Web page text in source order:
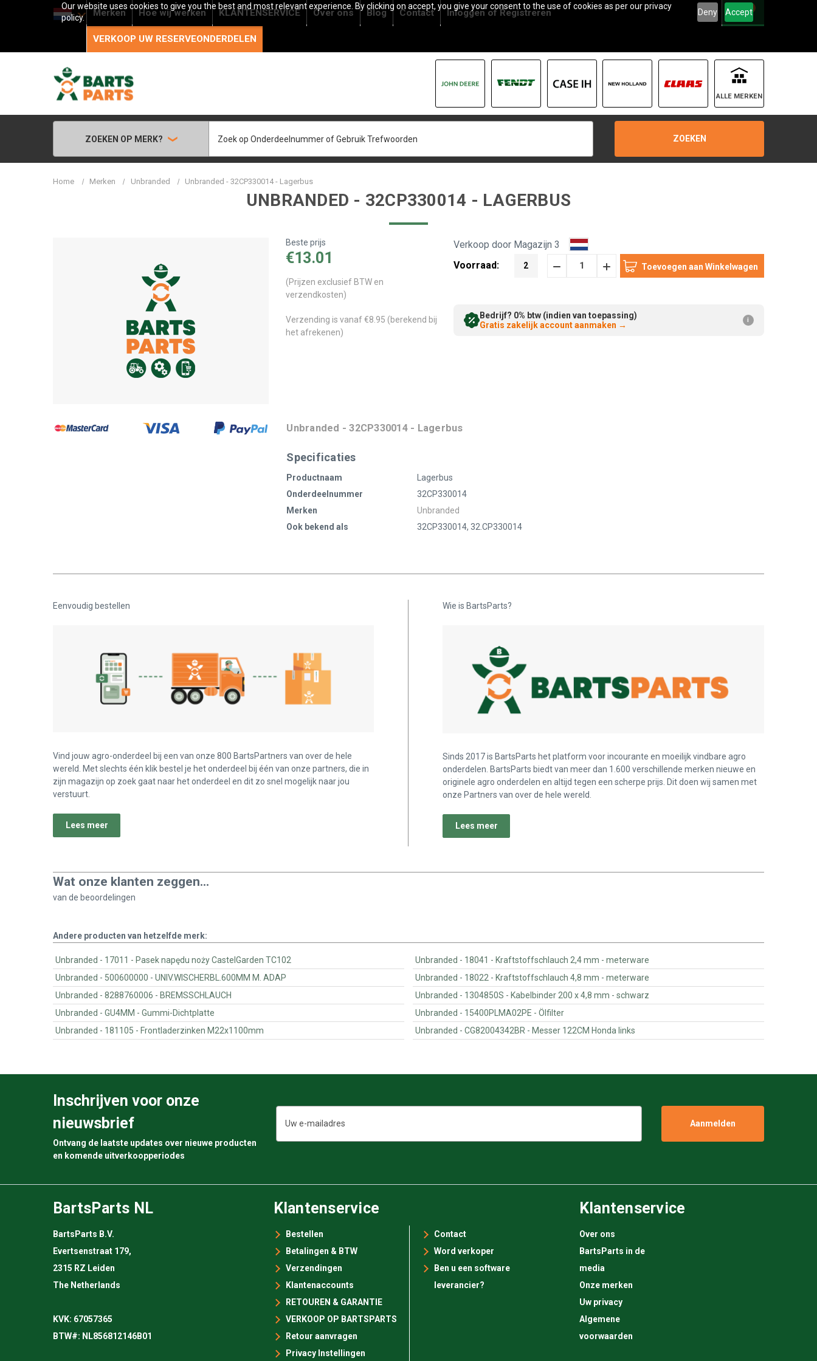
Our website uses cookies to give you the best and most relevant experience. By clicking on accept, you give your consent to the use of cookies as per our privacy
policy.
Deny Accept
Merken Hoe wij werken KLANTENSERVICE Over ons Blog Contact InloggenofRegistreren
VERKOOP UW RESERVEONDERDELEN
0
ALLE MERKEN
ZOEKEN OP MERK?
ZOEKEN
Home Merken Unbranded Unbranded - 32CP330014 - Lagerbus
UNBRANDED - 32CP330014 - LAGERBUS
Beste prijs
€13.01
(Prijzen exclusief BTW en
verzendkosten)
Verzending is vanaf €8.95 (berekend bij
het afrekenen)
Verkoop door Magazijn 3
Voorraad:
2 HoeveelheidHoeveelheid
Bedrijf? 0% btw (indien van toepassing)
Gratis zakelijk account aanmaken → i
Unbranded - 32CP330014 - Lagerbus
Specificaties
Productnaam
Lagerbus
Onderdeelnummer
32CP330014
Merken
Unbranded
Ook bekend als
32CP330014, 32.CP330014
Eenvoudig bestellen
Vind jouw agro-onderdeel bij een van onze 800 BartsPartners van over de hele
wereld. Met slechts één klik bestel je het onderdeel bij één van onze partners, die in
zijn magazijn op zoek gaat naar het onderdeel en dit zo snel mogelijk naar jou
verstuurt.
Lees meer
Wie is BartsParts?
Sinds 2017 is BartsParts het platform voor incourante en moeilijk vindbare agro
onderdelen. BartsParts biedt van meer dan 1.600 verschillende merken nieuwe en
originele agro onderdelen en altijd tegen een scherpe prijs. Dit doen wij samen met
onze Partners van over de hele wereld.
Lees meer
Wat onze klanten zeggen...
van de beoordelingen
Andere producten van hetzelfde merk:
Unbranded - 17011 - Pasek napędu noży CastelGarden TC102
Unbranded - 500600000 - UNIV.WISCHERBL.600MM M. ADAP
Unbranded - 8288760006 - BREMSSCHLAUCH
Unbranded - GU4MM - Gummi-Dichtplatte
Unbranded - 181105 - Frontladerzinken M22x1100mm
Unbranded - 18041 - Kraftstoffschlauch 2,4 mm - meterware
Unbranded - 18022 - Kraftstoffschlauch 4,8 mm - meterware
Unbranded - 1304850S - Kabelbinder 200 x 4,8 mm - schwarz
Unbranded - 15400PLMA02PE - Ölfilter
Unbranded - CG82004342BR - Messer 122CM Honda links
Inschrijven voor onze
nieuwsbrief
Ontvang de laatste updates over nieuwe producten
en komende uitverkoopperiodes
mailadres
Klantenservice
Bestellen
Betalingen & BTW
Verzendingen
Klantenaccounts
RETOUREN & GARANTIE
VERKOOP OP BARTSPARTS
Retour aanvragen
Privacy Instellingen
Contact
Word verkoper
Ben u een software
leverancier?
Klantenservice
Over ons
BartsParts in de
media
Onze merken
Uw privacy
Algemene
voorwaarden
BartsParts NL
BartsParts B.V.
Evertsenstraat 179,
2315 RZ Leiden
The Netherlands
KVK: 67057365
BTW#: NL856812146B01